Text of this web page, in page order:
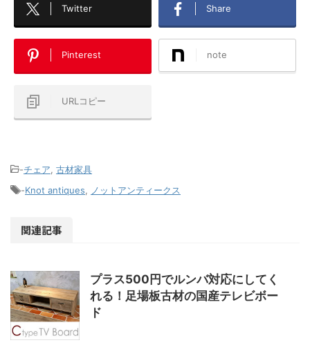
Twitter Share
Pinterest note
URLコピー
-チェア 古材家具
-Knot antiques ノットアンティークス
関連記事
プラス500円でルンバ対応にしてく
れる！足場板古材の国産テレビボー
ド